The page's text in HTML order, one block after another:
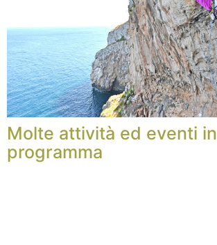
Molte attività ed eventi in
programma